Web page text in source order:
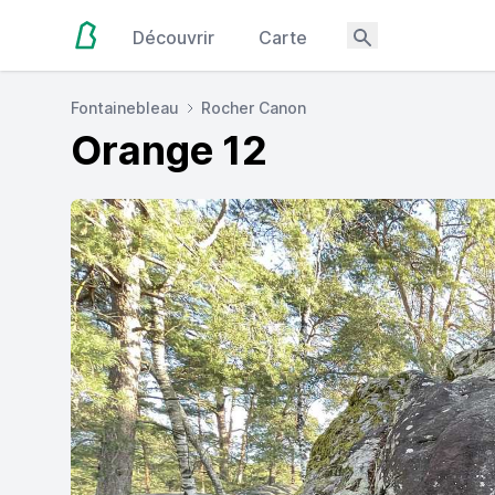
Découvrir Carte
Fontainebleau Rocher Canon
Orange 12